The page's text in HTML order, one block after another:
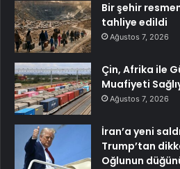
Bir şehir
tahliye edildi
Ağustos 7, 2026
Çin, Afrika ile
Muafiyeti
Ağustos 7, 2026
İran’a yeni
Trump’tan
Oğlunun